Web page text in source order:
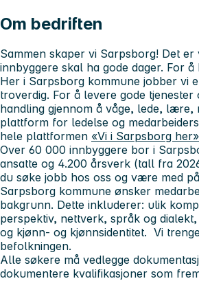
Om bedriften
Sammen skaper vi Sarpsborg! Det
innbyggere skal ha gode dager. For
Her i Sarpsborg kommune jobber vi
troverdig. For å levere gode
handling gjennom å våge, lede, lære,
plattform for ledelse og
hele plattformen «Vi i Sarpsborg
Over 60 000 innbyggere bor i
ansatte og 4.200 årsverk (tall fra
du søke jobb hos oss og være med
Sarpsborg kommune ønsker
bakgrunn. Dette inkluderer: ulik
perspektiv, nettverk, språk og
og kjønn- og kjønnsidentitet. Vi
befolkningen.
Alle søkere må vedlegge
dokumentere kvalifikasjoner som